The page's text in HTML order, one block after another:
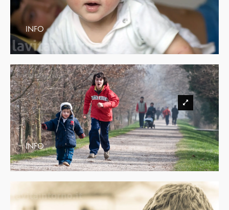
INFO
INFO